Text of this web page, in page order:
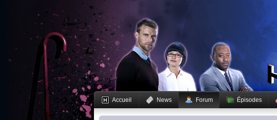
Accueil News Forum Épisodes